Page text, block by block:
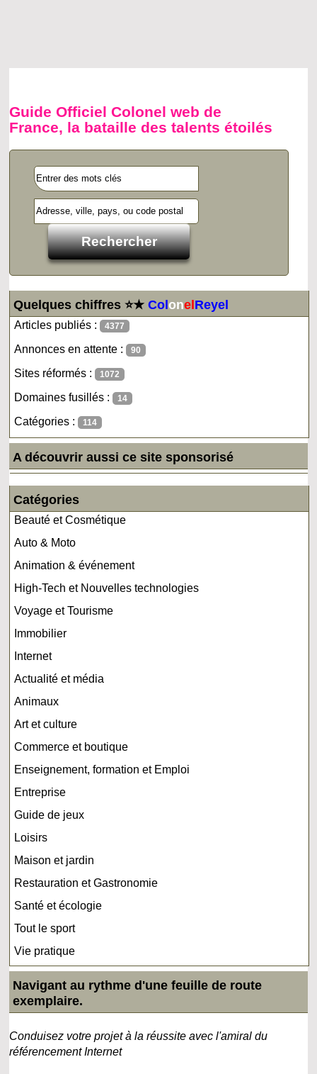
Guide Officiel Colonel web de
France, la bataille des talents étoilés
Quelques chiffres ⭐★ColonelReyel
Articles publiés : 4377
Annonces en attente : 90
Sites réformés : 1072
Domaines fusillés : 14
Catégories : 114
A découvrir aussi ce site sponsorisé
Catégories
Beauté et Cosmétique
Auto & Moto
Animation & événement
High-Tech et Nouvelles technologies
Voyage et Tourisme
Immobilier
Internet
Actualité et média
Animaux
Art et culture
Commerce et boutique
Enseignement, formation et Emploi
Entreprise
Guide de jeux
Loisirs
Maison et jardin
Restauration et Gastronomie
Santé et écologie
Tout le sport
Vie pratique
Navigant au rythme d'une feuille de route
exemplaire.
Conduisez votre projet à la réussite avec l'amiral du
référencement Internet